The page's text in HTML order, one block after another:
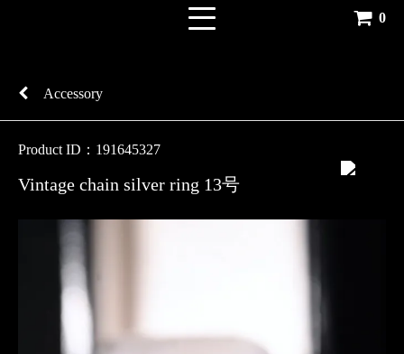
0
Accessory
Product ID：191645327
Vintage chain silver ring 13号